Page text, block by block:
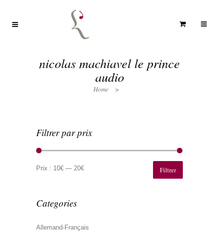
nicolas machiavel le prince
audio
Home >
Filtrer par prix
min
max
Filtrer
Prix : 10€ — 20€
Categories
Allemand-Français